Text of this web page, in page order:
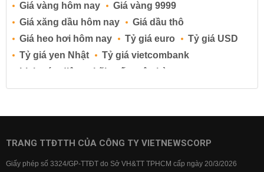
Giá vàng hôm nay
Giá vàng 9999
Giá xăng dầu hôm nay
Giá dầu thô
Giá heo hơi hôm nay
Tỷ giá euro
Tỷ giá USD
Tỷ giá yen Nhật
Tỷ giá vietcombank
Lịch cúp điện
Lãi suất ngân hàng
Lãi suất tiết kiệm
Lãi suất tiền gửi
Lãi suất ngân hàng BIDV
TRANG TTĐTTH CỦA CÔNG TY VIETNEWSCORP
Giấy phép số 3324/GP-TTĐT do Sở VH&TT TPHCM cấp ngày 20/3/2026